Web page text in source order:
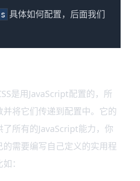
具体如何配置，后面我们
是用JavaScript配置的，所
并将它们传递到配置中。它的
了所有的JavaScript能力，你
的需要编写自己定义的实用程
：